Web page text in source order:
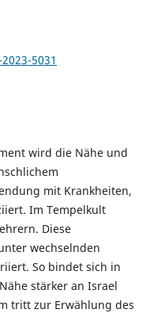
5031
wird die Nähe und
mit Krankheiten,
Im Tempelkult
Diese
wechselnden
So bindet sich in
stärker an Israel
tritt zur Erwählung des